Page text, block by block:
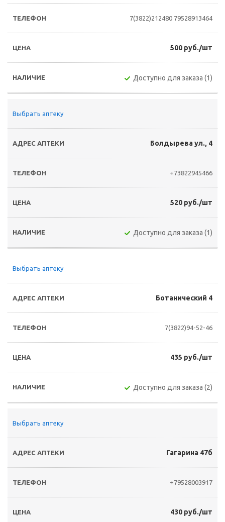
7(3822)212480 79528913464
500 руб./шт
Доступно для заказа (1)
Выбрать аптеку
Болдырева ул., 4
+73822945466
520 руб./шт
Доступно для заказа (1)
Выбрать аптеку
Ботанический 4
7(3822)94-52-46
435 руб./шт
Доступно для заказа (2)
Выбрать аптеку
Гагарина 47б
+79528003917
430 руб./шт